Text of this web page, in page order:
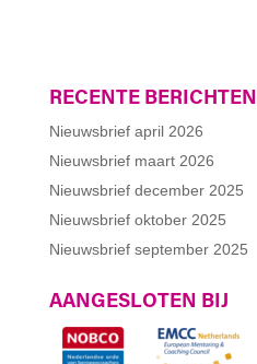
RECENTE BERICHTEN
Nieuwsbrief april 2026
Nieuwsbrief maart 2026
Nieuwsbrief december 2025
Nieuwsbrief oktober 2025
Nieuwsbrief september 2025
AANGESLOTEN BIJ